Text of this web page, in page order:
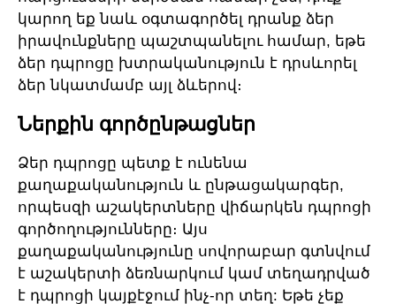
կարող եք նաև օգտագործել դրանք ձեր
իրավունքները պաշտպանելու համար, եթե
ձեր դպրոցը խտրականություն է դրսևորել
ձեր նկատմամբ այլ ձևերով։
Ներքին գործընթացներ
Ձեր դպրոցը պետք է ունենա
քաղաքականություն և ընթացակարգեր,
որպեսզի աշակերտները վիճարկեն դպրոցի
գործողությունները։ Այս
քաղաքականությունը սովորաբար գտնվում
է աշակերտի ձեռնարկում կամ տեղադրված
է դպրոցի կայքէջում ինչ-որ տեղ: Եթե չեք